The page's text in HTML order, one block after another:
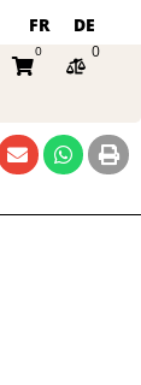
FR DE
0
Warenkorb
0